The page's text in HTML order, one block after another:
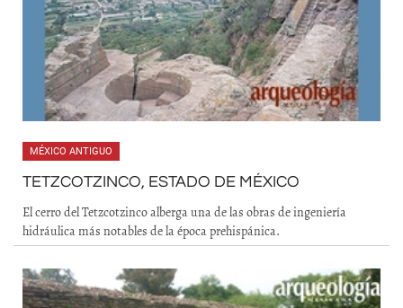
MÉXICO ANTIGUO
TETZCOTZINCO, ESTADO DE MÉXICO
El cerro del Tetzcotzinco alberga una de las obras de ingeniería
hidráulica más notables de la época prehispánica.